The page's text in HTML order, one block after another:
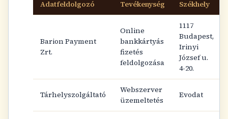
Adatfeldolgozó Tevékenység Székhely
Barion Payment
Zrt.
Online
bankkártyás
fizetés
feldolgozása
1117
Budapest,
Irinyi
József u.
4-20.
Tárhelyszolgáltató
Webszerver
üzemeltetés
Evodat